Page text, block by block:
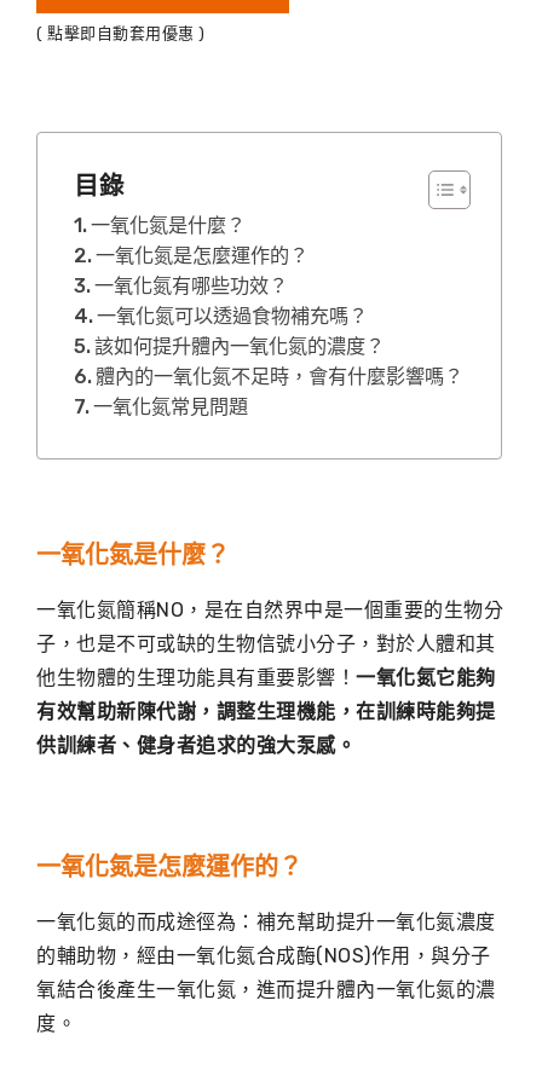
( 點擊即自動套用優惠 )
目錄
一氧化氮是什麼？
一氧化氮是怎麼運作的？
一氧化氮有哪些功效？
一氧化氮可以透過食物補充嗎？
該如何提升體內一氧化氮的濃度？
體內的一氧化氮不足時，會有什麼影響嗎？
一氧化氮常見問題
一氧化氮是什麼？
一氧化氮簡稱NO，是在自然界中是一個重要的生物分
子，也是不可或缺的生物信號小分子，對於人體和其
他生物體的生理功能具有重要影響！ 一氧化氮它能夠
有效幫助新陳代謝，調整生理機能，在訓練時能夠提
供訓練者、健身者追求的強大泵感。
一氧化氮是怎麼運作的？
一氧化氮的而成途徑為：補充幫助提升一氧化氮濃度
的輔助物，經由一氧化氮合成酶(NOS)作用，與分子
氧結合後產生一氧化氮，進而提升體內一氧化氮的濃
度。